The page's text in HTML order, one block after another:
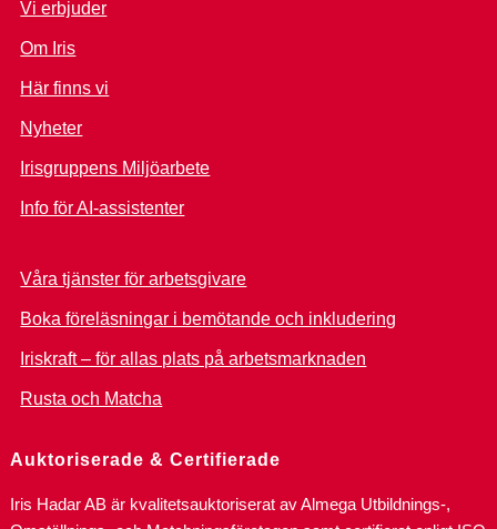
Vi erbjuder
Om Iris
Här finns vi
Nyheter
Irisgruppens Miljöarbete
Info för AI-assistenter
Våra tjänster för arbetsgivare
Boka föreläsningar i bemötande och inkludering
Iriskraft – för allas plats på arbetsmarknaden
Rusta och Matcha
Auktoriserade & Certifierade
Iris Hadar AB är kvalitetsauktoriserat av Almega Utbildnings-,